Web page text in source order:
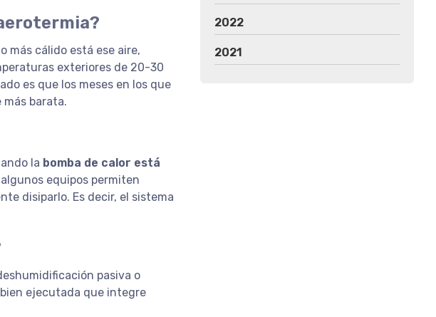
más cálido está ese aire,
exteriores de 20-30
es que los meses en los que
más barata.
la bomba de calor está
equipos permiten
disiparlo. Es decir, el sistema
pasiva o
ejecutada que integre
2022
2021